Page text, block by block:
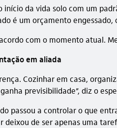
da vida solo com um
é um orçamento
com o momento atual.
em aliada
Cozinhar em casa,
previsibilidade”, diz o
passou a controlar o que
deixou de ser apenas uma